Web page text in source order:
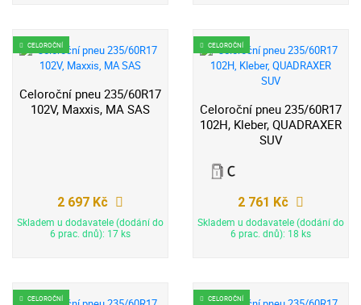
CELOROČNÍ
Celoroční pneu 235/60R17
102V, Maxxis, MA SAS
2 697 Kč
Skladem u dodavatele (dodání do
6 prac. dnů): 17 ks
CELOROČNÍ
Celoroční pneu 235/60R17
102H, Kleber, QUADRAXER
SUV
2 761 Kč
Skladem u dodavatele (dodání do
6 prac. dnů): 18 ks
CELOROČNÍ CELOROČNÍ